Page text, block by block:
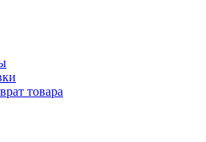
товара